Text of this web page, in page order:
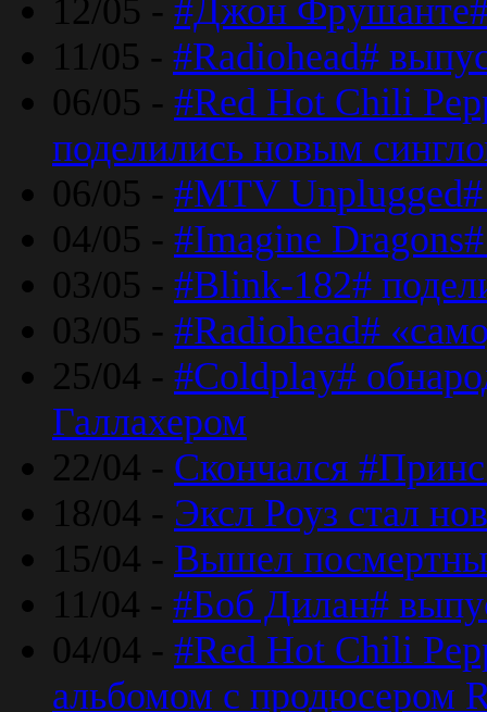
12/05 - #Джон
11/05 - #Radiohead#
06/05 - #Red Hot Chili
поделились новым
06/05 - #MTV Unplugged#
04/05 - #Imagine
03/05 - #Blink-182#
03/05 - #Radiohead#
25/04 - #Coldplay#
Галлахером
22/04 - Скончался
18/04 - Эксл Роуз стал
15/04 - Вышел
11/04 - #Боб Дилан#
04/04 - #Red Hot Chili
альбомом с продюсером